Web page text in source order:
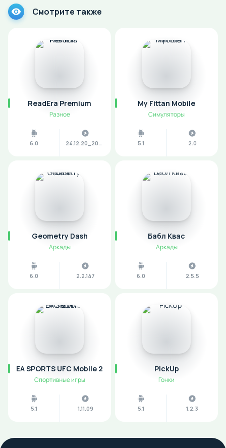
Смотрите также
ReadEra Premium
Разное
6.0 24.12.20_2070
My Fittan Mobile
Симуляторы
5.1 2.0
Geometry Dash
Аркады
6.0 2.2.147
Бабл Квас
Аркады
6.0 2.5.5
EA SPORTS UFC Mobile 2
Спортивные игры
5.1 1.11.09
PickUp
Гонки
5.1 1.2.3